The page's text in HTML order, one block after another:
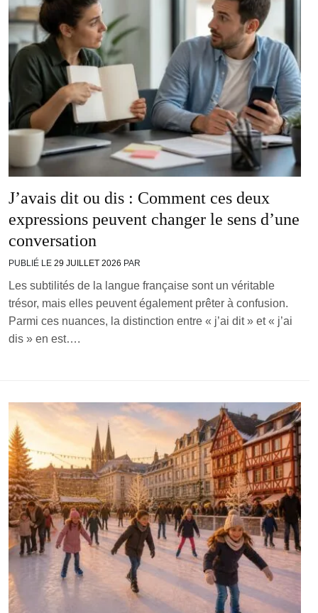
J’avais dit ou dis : Comment ces deux
expressions peuvent changer le sens d’une
conversation
PUBLIÉ LE 29 JUILLET 2026 PAR
Les subtilités de la langue française sont un véritable
trésor, mais elles peuvent également prêter à confusion.
Parmi ces nuances, la distinction entre « j’ai dit » et « j’ai
dis » en est….